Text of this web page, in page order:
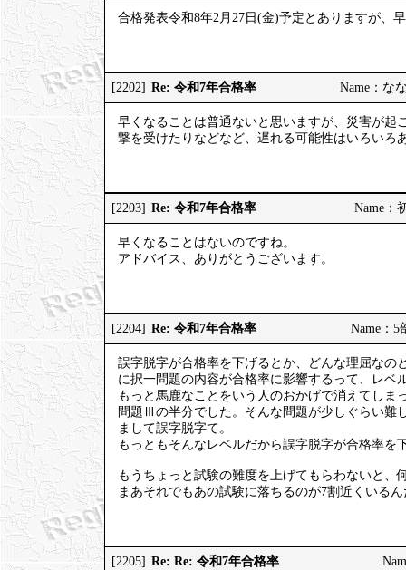
合格発表令和8年2月27日(金)予定とありますが、
[2202] Re: 令和7年合格率 Name：な
早くなることは普通ないと思いますが、災害が起
撃を受けたりなどなど、遅れる可能性はいろいろ
[2203] Re: 令和7年合格率 Name：
早くなることはないのですね。
アドバイス、ありがとうございます。
[2204] Re: 令和7年合格率 Name：
誤字脱字が合格率を下げるとか、どんな理屈なの
に択一問題の内容が合格率に影響するって、レベ
もっと馬鹿なことをいう人のおかげで消えてし
問題Ⅲの半分でした。そんな問題が少しぐらい難
まして誤字脱字て。
もっともそんなレベルだから誤字脱字が合格率
もうちょっと試験の難度を上げてもらわないと、
まあそれでもあの試験に落ちるのが7割近くいる
[2205] Re: Re: 令和7年合格率